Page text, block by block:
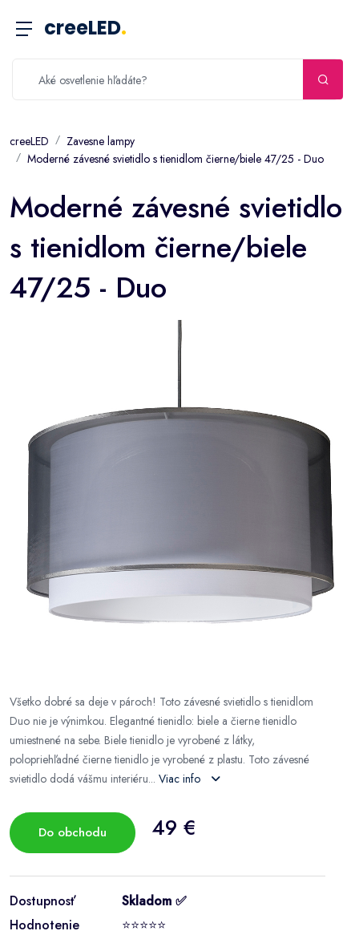
creeLED.
creeLED
Zavesne lampy
Moderné závesné svietidlo s tienidlom čierne/biele 47/25 - Duo
Moderné závesné svietidlo
s tienidlom čierne/biele
47/25 - Duo
Všetko dobré sa deje v pároch! Toto závesné svietidlo s tienidlom
Duo nie je výnimkou. Elegantné tienidlo: biele a čierne tienidlo
umiestnené na sebe. Biele tienidlo je vyrobené z látky,
polopriehľadné čierne tienidlo je vyrobené z plastu. Toto závesné
svietidlo dodá vášmu interiéru... Viac info
Do obchodu 49 €
Dostupnosť
Skladom ✅
Hodnotenie
⭐⭐⭐⭐⭐